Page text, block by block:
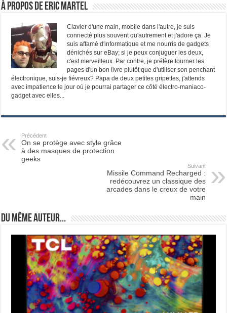
À propos de Eric Martel
Clavier d'une main, mobile dans l'autre, je suis
connecté plus souvent qu'autrement et j'adore ça. Je
suis affamé d'informatique et me nourris de gadgets
dénichés sur eBay; si je peux conjuguer les deux,
c'est merveilleux. Par contre, je préfère tourner les
pages d'un bon livre plutôt que d'utiliser son penchant
électronique, suis-je fiévreux? Papa de deux petites gripettes, j'attends
avec impatience le jour où je pourrai partager ce côté électro-maniaco-
gadget avec elles...
Précédent
On se protège avec style grâce
à des masques de protection
geeks
Suivant
Missile Command Recharged :
redécouvrez un classique des
arcades dans le creux de votre
main
Du même auteur...